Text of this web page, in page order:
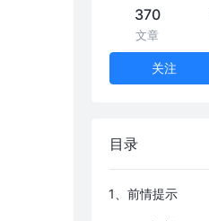
370
文章
关注
目录
1、前情提示